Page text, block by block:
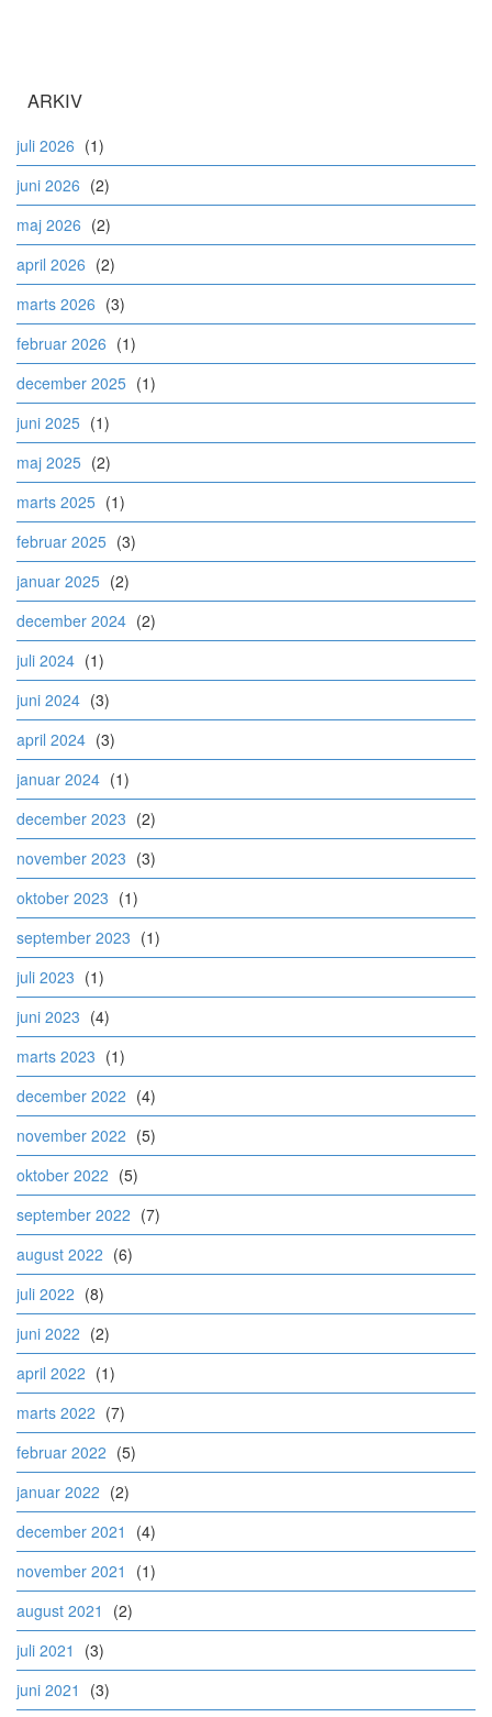
ARKIV
juli 2026 (1)
juni 2026 (2)
maj 2026 (2)
april 2026 (2)
marts 2026 (3)
februar 2026 (1)
december 2025 (1)
juni 2025 (1)
maj 2025 (2)
marts 2025 (1)
februar 2025 (3)
januar 2025 (2)
december 2024 (2)
juli 2024 (1)
juni 2024 (3)
april 2024 (3)
januar 2024 (1)
december 2023 (2)
november 2023 (3)
oktober 2023 (1)
september 2023 (1)
juli 2023 (1)
juni 2023 (4)
marts 2023 (1)
december 2022 (4)
november 2022 (5)
oktober 2022 (5)
september 2022 (7)
august 2022 (6)
juli 2022 (8)
juni 2022 (2)
april 2022 (1)
marts 2022 (7)
februar 2022 (5)
januar 2022 (2)
december 2021
(4)
november 2021
(1)
august 2021
(2)
juli 2021
(3)
juni 2021
(3)